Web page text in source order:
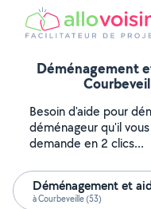
Déménagement
Besoin d'aide pour
déménageur qu'il
demande en 2 clics...
Déménagement et
à Courbeveille (53)